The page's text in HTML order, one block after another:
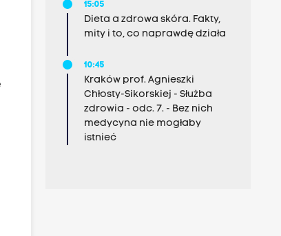
15:05
Dieta a zdrowa skóra. Fakty,
mity i to, co naprawdę działa
10:45
Kraków prof. Agnieszki
Chłosty-Sikorskiej - Służba
zdrowia - odc. 7. - Bez nich
medycyna nie mogłaby
istnieć